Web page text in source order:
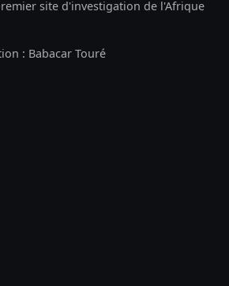
site d'investigation de l'Afrique
: Babacar Touré